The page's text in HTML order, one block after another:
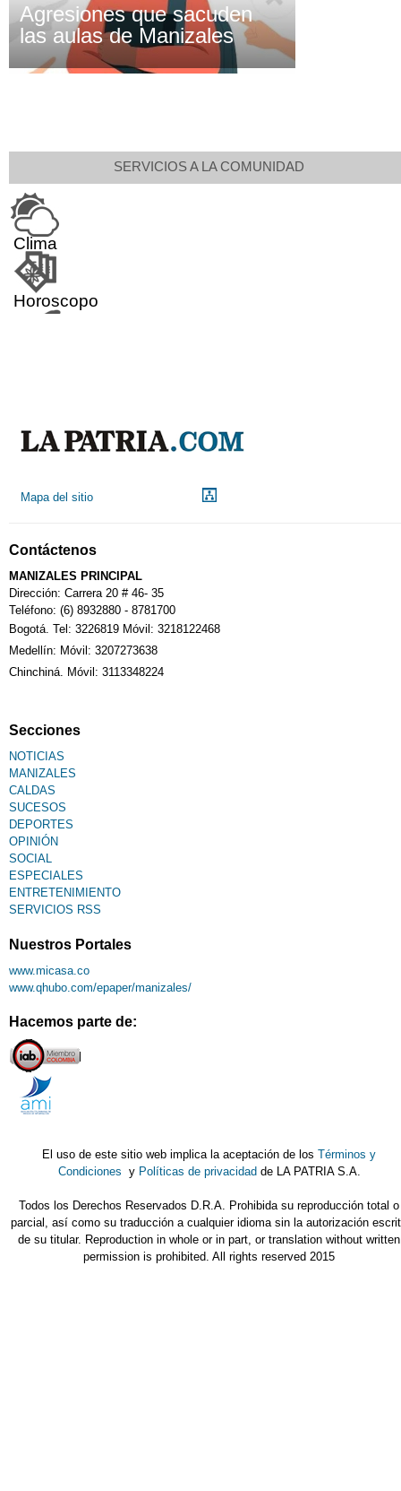
Agresiones que sacuden
las aulas de Manizales
SERVICIOS A LA COMUNIDAD
Clima
Horoscopo
Calendario Tributario
Sudoku
Fallecimiento
Mapa del sitio
Contáctenos
MANIZALES PRINCIPAL
Dirección: Carrera 20 # 46- 35
Teléfono: (6) 8932880 - 8781700
Bogotá. Tel: 3226819 Móvil: 3218122468
Medellín: Móvil: 3207273638
Chinchiná. Móvil: 3113348224
Secciones
NOTICIAS
MANIZALES
CALDAS
SUCESOS
DEPORTES
OPINIÓN
SOCIAL
ESPECIALES
ENTRETENIMIENTO
SERVICIOS RSS
Nuestros Portales
www.micasa.co
www.qhubo.com/epaper/manizales/
Hacemos parte de:
El uso de este sitio web implica la aceptación de losTérminos y
Condiciones y Políticas de privacidad de LA PATRIA S.A.
Todos los Derechos Reservados D.R.A. Prohibida su reproducción total o
parcial, así como su traducción a cualquier idioma sin la autorización
de su titular. Reproduction in whole or in part, or translation without written
permission is prohibited. All rights reserved 2015